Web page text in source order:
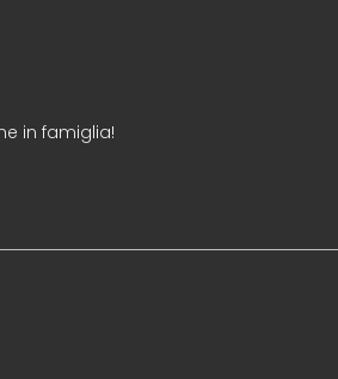
in famiglia!